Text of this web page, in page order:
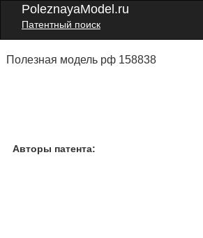
PoleznayaModel.ru
Патентный поиск
Полезная модель рф 158838
Авторы патента: